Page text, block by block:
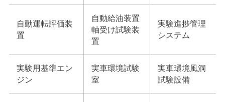
自動運転評価装
置
自動給油装置
軸受け試験装
置
実験進捗管理
システム
実験用基準エン
ジン
実車環境試験
室
実車環境風洞
試験設備